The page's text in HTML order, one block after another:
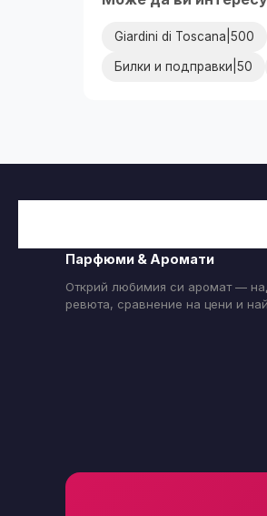
Giardini di Toscana|500
Билки и подправки|50
Парфюми & Аромати
Открий любимия си аромат —
ревюта, сравнение на цени и